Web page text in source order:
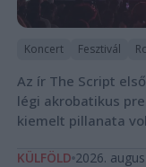
Koncert Fesztivál
Az ír The Script
légi akrobatikus
kiemelt pillanata
KÜLFÖLD 2026.